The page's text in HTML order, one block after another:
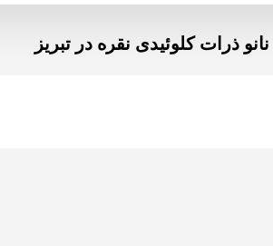
نانو ذرات کلوئیدی نقره در تبریز